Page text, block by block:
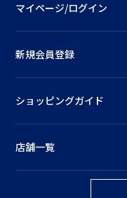
マイページ/ログイン
新規会員登録
ショッピングガイド
店舗一覧